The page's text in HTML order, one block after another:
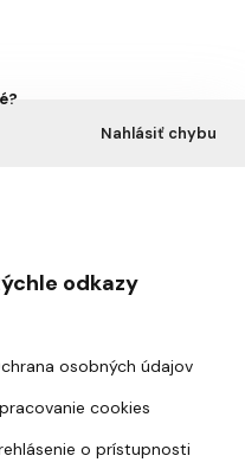
Nahlásiť chybu
odkazy
osobných údajov
cookies
o prístupnosti